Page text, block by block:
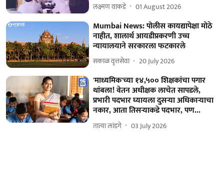
लक्ष्मण वाकडे 01 August 2026
Mumbai News: पोलीस कायद्यापेक्षा मोठे
नाहीत, शालार्थ आयडीप्रकरणी उच्च
न्यायालयाने सरकारला फटकारले
सकाळ वृत्तसेवा 20 July 2026
'माध्यमिक'च्या १४,५०० शिक्षकांचा पगार
थांबला! वेतन अधीक्षक लाचेत सापडले,
प्रभारी पदभार घ्यायला दुसऱ्या अधिकाऱ्याचा
नकार, आता तिसऱ्याकडे पदभार, पण...
तात्या लांडगे 03 July 2026